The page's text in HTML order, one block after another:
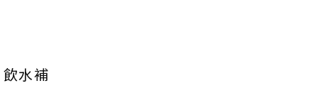
水補